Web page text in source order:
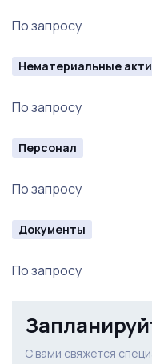
По запросу
Нематериальные
По запросу
Персонал
По запросу
Документы
По запросу
С вами свяжется